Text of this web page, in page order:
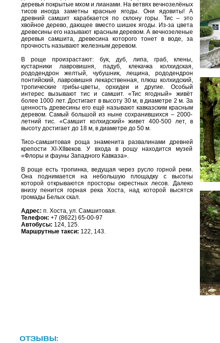
деревья покрытые мхом и лианами. На ветвях вечнозелёных
тисов иногда заметны красные ягоды. Они ядовиты! А
древний самшит карабкается по склону горы. Тис – это
хвойное дерево, дающее вместо шишек ягоды. Из-за цвета
древесины его называют красным деревом. А вечнозеленые
деревья самшита, древесина которого тонет в воде, за
прочность называют железным деревом.
В роще произрастают: бук, дуб, липа, граб, клены,
кустарники лавровишня, падуб, клекачка колхидская,
рододендрон желтый, чубушник, лещина, рододендрон
понтийский, лавровишня лекарственная, плюш колхидский,
тропические грибы-цветы, орхидеи и другие. Особый
интерес вызывают тис и самшит. «Тис ягодный» живёт
более 1000 лет. Достигает в высоту 30 м, в диаметре 2 м. За
ценность древесины его ещё называют кавказским красным
деревом. Самый большой из ныне сохранившихся – 2000-
летний тис. «Самшит колхидский» живет 400-500 лет, в
высоту достигает до 18 м, в диаметре до 50 м.
Тисо-самшитовая роща знаменита развалинами древней
крепости ХI-ХIIвеков. У входа в рощу находится музей
«Флоры и фауны Западного Кавказа».
В роще есть тропинка, ведущая через русло горной реки.
Она поднимается на небольшую площадку с высоты
которой открываются просторы окрестных лесов. Далеко
внизу пенится горная река Хоста, над которой высятся
громады Белых скал.
Адрес: п. Хоста, ул. Самшитовая.
Телефон: +7 (8622) 65-00-97
Автобусы: 124, 125.
Маршрутные такси: 122, 143.
ОТЗЫВЫ: